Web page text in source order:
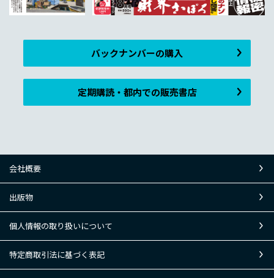
バックナンバーの購入
定期購読・都内での販売書店
会社概要
出版物
個人情報の取り扱いについて
特定商取引法に基づく表記